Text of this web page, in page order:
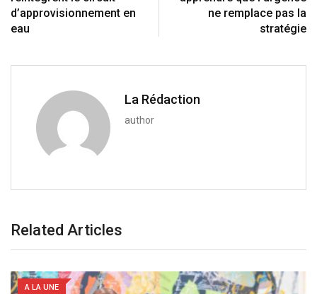
E
d’approvisionnement en
eau
ne remplace pas la
stratégie
La Rédaction
author
Related Articles
A LA UNE